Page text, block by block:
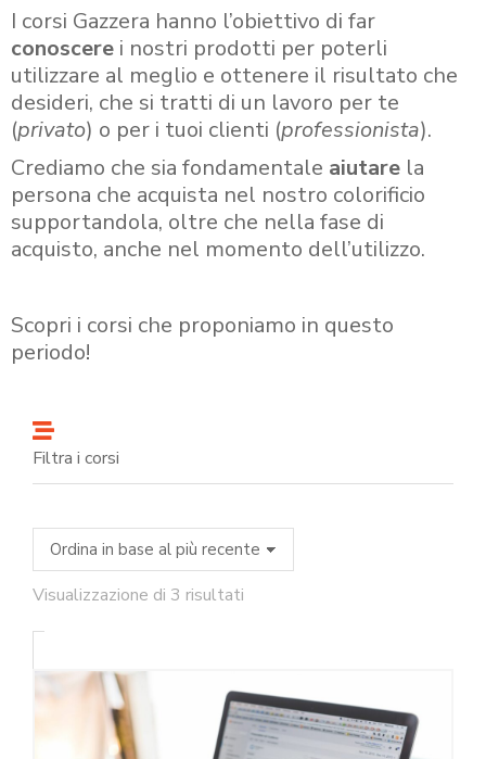
I corsi Gazzera hanno l’obiettivo di far
conoscere i nostri prodotti per poterli
utilizzare al meglio e ottenere il risultato che
desideri, che si tratti di un lavoro per te
(privato) o per i tuoi clienti (professionista).
Crediamo che sia fondamentale aiutare la
persona che acquista nel nostro colorificio
supportandola, oltre che nella fase di
acquisto, anche nel momento dell’utilizzo.
Scopri i corsi che proponiamo in questo
periodo!
Filtra i corsi
Visualizzazione di 3 risultati